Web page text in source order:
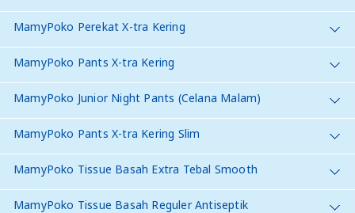
MamyPoko Perekat X-tra Kering
MamyPoko Pants X-tra Kering
MamyPoko Junior Night Pants (Celana Malam)
MamyPoko Pants X-tra Kering Slim
MamyPoko Tissue Basah Extra Tebal Smooth
MamyPoko Tissue Basah Reguler Antiseptik